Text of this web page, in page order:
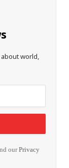
world,
ourPrivacy